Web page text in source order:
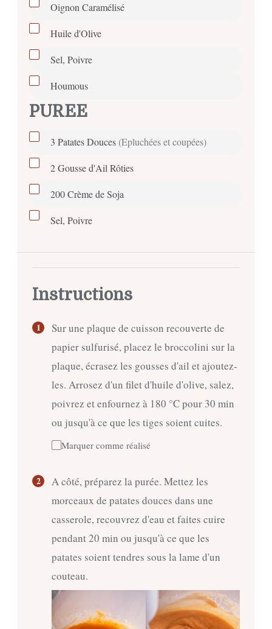
Oignon Caramélisé
Huile d'Olive
Sel, Poivre
Houmous
PUREE
3 Patates Douces (Epluchées et coupées)
2Gousse d'Ail Rôties
200Crème de Soja
Sel, Poivre
Instructions
Sur une plaque de cuisson recouverte de
papier sulfurisé, placez le broccolini sur la
plaque, écrasez les gousses d'ail et ajoutez-
les. Arrosez d'un filet d'huile d'olive, salez,
poivrez et enfournez à 180 °C pour 30 min
ou jusqu'à ce que les tiges soient cuites.
Marquer comme réalisé
A côté, préparez la purée. Mettez les
morceaux de patates douces dans une
casserole, recouvrez d'eau et faites cuire
pendant 20 min ou jusqu'à ce que les
patates soient tendres sous la lame d'un
couteau.